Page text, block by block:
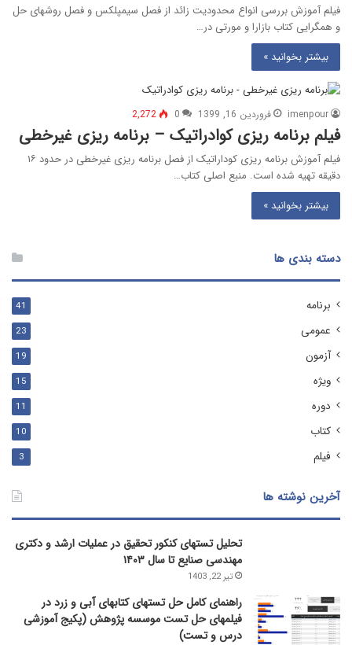
فیلم آموزش بررسی انواع محدودیت زائد از فصل سیمپلکس و فصل روشهای حل
و همگرایی کتاب بازارا و مورتی در…
بیشتر بخوانید »
imenpour فروردین 16, 1399 0
2,272
فیلم برنامه ریزی کوادراتیک – برنامه ریزی غیرخطی
فیلم آموزش برنامه ریزی کوداراتیک از فصل برنامه ریزی غیرخطی در حدود ۱۶
دقیقه تهیه شده است. منبع اصلی کتاب…
بیشتر بخوانید »
دسته بندی ها
برنامه 41
عمومی 23
آزمون 19
ویژه 15
دوره 11
کتاب 10
فیلم 3
آخرین نوشته ها
تحلیل تستهای کنکور تحقیق در عملیات ارشد و دکتری
مهندسی صنایع تا سال ۱۴۰۳
تیر 22, 1403
راهنمای کامل حل تستهای کتابهای آبی و زرد در
فیلمهای حل تست موسسه پژوهش (پکیج آموزشی
درس و تست)